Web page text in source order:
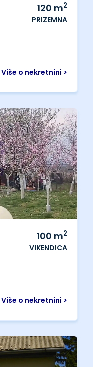
120 m2
PRIZEMNA
Više o nekretnini >
100 m2
VIKENDICA
Više o nekretnini >